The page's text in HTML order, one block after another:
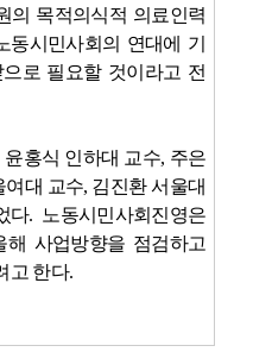
의 목적의식적 의료인력
동시민사회의 연대에 기
로 필요할 것이라고 전
홍식 인하대 교수, 주은
여대 교수, 김진환 서울대
다. 노동시민사회진영은
사업방향을 점검하고
고 한다.